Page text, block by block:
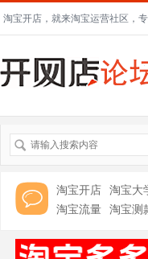
淘宝开店，就来淘宝运营社区，
淘宝开店 淘宝大
淘宝流量
淘宝测